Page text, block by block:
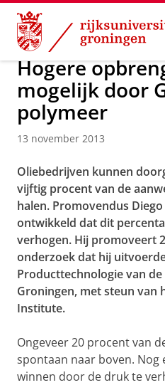
Skip
Content
Skip
Navigation
Over ons Actueel Nieuws
Hogere
mogelijk door
polymeer
13 november 2013
Oliebedrijven kunnen
vijftig procent van de
halen. Promovendus
ontwikkeld dat dit
verhogen. Hij promoveert
onderzoek dat hij
Producttechnologie van
Groningen, met steun van
Institute.
Ongeveer 20 procent van
spontaan naar boven. Nog
winnen door de druk te